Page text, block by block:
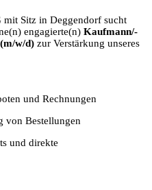
Sitz in Deggendorf sucht
engagierte(n) Kaufmann/-
w/d) zur Verstärkung unseres
und Rechnungen
von Bestellungen
und direkte